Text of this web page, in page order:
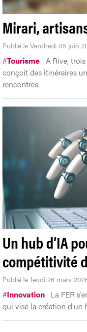
Mirari,
Publié le Vendredi 05 juin
#Tourisme A Rive,
conçoit des itinéraires
rencontres.
Un hub d’IA
compétitivité
Publié le Jeudi 26 mars
#Innovation La FER
qui vise la création d’un